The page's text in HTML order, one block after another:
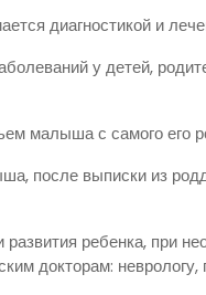
диагностикой и
у детей,
малыша с самого его
после выписки из
ребенка, при
докторам: неврологу,